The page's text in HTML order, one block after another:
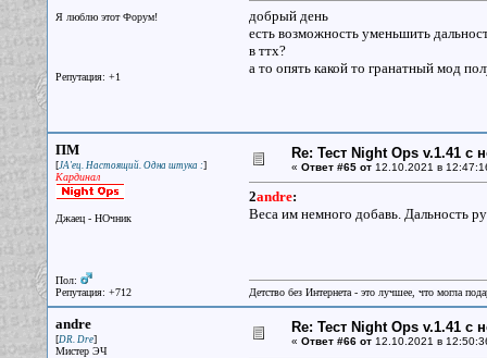
Я люблю этот Форум!
Репутация: +1
добрый день
есть возможность уменьшить
в ттх?
а то опять какой то гранатный мод
ПМ
[JA'ец. Настоящий. Одна штука :]
Кардинал
Джаец - НОчник
Пол:
Репутация: +712
Re: Тест Night Ops v.1.41 с
« Ответ #65 от12.10.2021 в
2andre:
Веса им немного добавь. Дальность
Детство без Интернета - это лучшее, что могла
andre
[DR. Dre]
Мистер ЭЧ
Re: Тест Night Ops v.1.41 с
« Ответ #66 от12.10.2021 в